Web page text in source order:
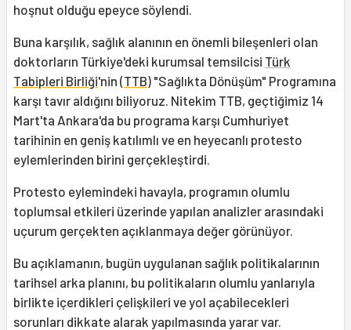
hoşnut olduğu epeyce söylendi.
Buna karşılık, sağlık alanının en önemli bileşenleri olan
doktorların Türkiye'deki kurumsal temsilcisi Türk
Tabipleri Birliği'nin (TTB) "Sağlıkta Dönüşüm" Programına
karşı tavır aldığını biliyoruz. Nitekim TTB, geçtiğimiz 14
Mart'ta Ankara'da bu programa karşı Cumhuriyet
tarihinin en geniş katılımlı ve en heyecanlı protesto
eylemlerinden birini gerçekleştirdi.
Protesto eylemindeki havayla, programın olumlu
toplumsal etkileri üzerinde yapılan analizler arasındaki
uçurum gerçekten açıklanmaya değer görünüyor.
Bu açıklamanın, bugün uygulanan sağlık politikalarının
tarihsel arka planını, bu politikaların olumlu yanlarıyla
birlikte içerdikleri çelişkileri ve yol açabilecekleri
sorunları dikkate alarak yapılmasında yarar var.